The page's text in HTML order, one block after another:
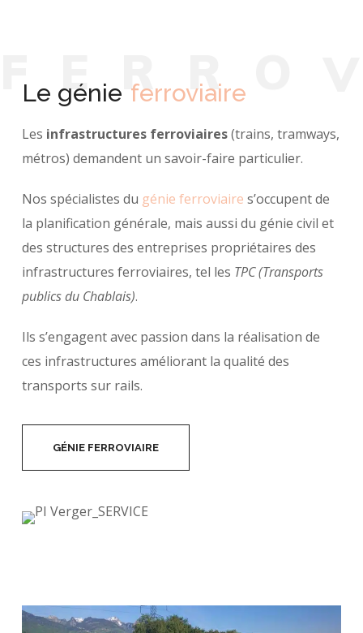
F E R R
Le génie ferroviaire
Les infrastructures ferroviaires(trains, tramways,
métros) demandent un savoir-faire particulier.
Nos spécialistes du génie ferroviaire s’occupent de
la planification générale, mais aussi du génie civil et
des structures des entreprises propriétaires des
infrastructures ferroviaires, tel les TPC (Transports
publics du Chablais).
Ils s’engagent avec passion dans la réalisation de
ces infrastructures améliorant la qualité des
transports sur rails.
GÉNIE FERROVIAIRE